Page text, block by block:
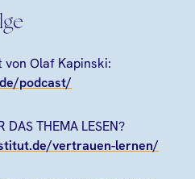
von Olaf Kapinski:
podcast/
DAS THEMA LESEN?
vertrauen-lernen/